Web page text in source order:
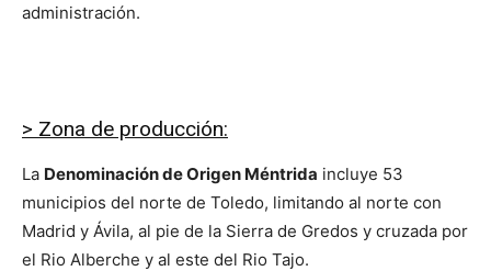
administración.
> Zona de producción:
La Denominación de Origen Méntrida incluye 53
municipios del norte de Toledo, limitando al norte con
Madrid y Ávila, al pie de la Sierra de Gredos y cruzada por
el Rio Alberche y al este del Rio Tajo.